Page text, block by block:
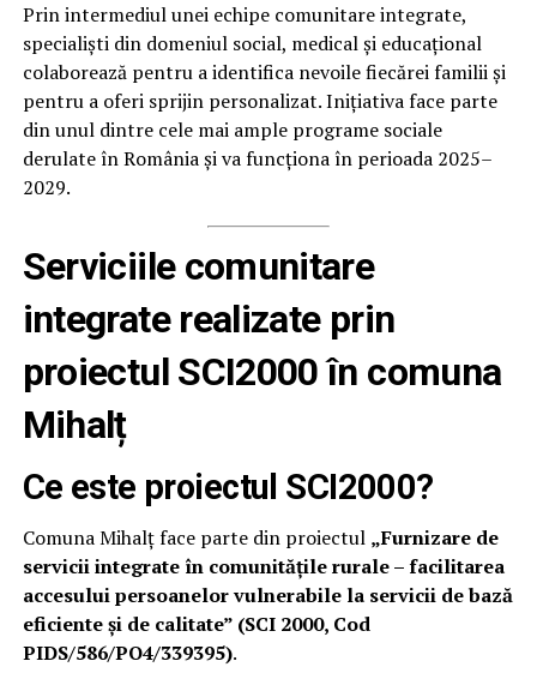
Prin intermediul unei echipe comunitare integrate,
specialiști din domeniul social, medical și educațional
colaborează pentru a identifica nevoile fiecărei familii și
pentru a oferi sprijin personalizat. Inițiativa face parte
din unul dintre cele mai ample programe sociale
derulate în România și va funcționa în perioada 2025–
2029.
Serviciile comunitare
integrate realizate prin
proiectul SCI2000 în comuna
Mihalț
Ce este proiectul SCI2000?
Comuna Mihalț face parte din proiectul „Furnizare de
servicii integrate în comunitățile rurale – facilitarea
accesului persoanelor vulnerabile la servicii de bază
eficiente și de calitate” (SCI 2000, Cod
PIDS/586/PO4/339395).